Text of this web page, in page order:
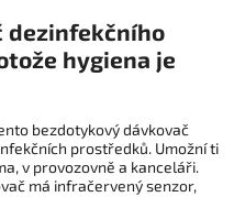
dezinfekčního
hygiena je
bezdotykový dávkovač
prostředků. Umožní ti
v provozovně a kanceláři.
má infračervený senzor,